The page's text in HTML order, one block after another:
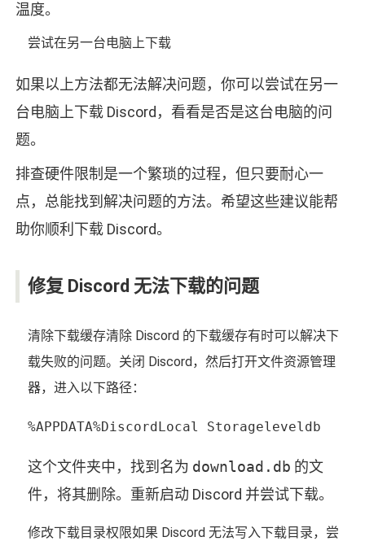
温度。
尝试在另一台电脑上下载
如果以上方法都无法解决问题，你可以尝试在另一
台电脑上下载 Discord，看看是否是这台电脑的问
题。
排查硬件限制是一个繁琐的过程，但只要耐心一
点，总能找到解决问题的方法。希望这些建议能帮
助你顺利下载 Discord。
修复 Discord 无法下载的问题
清除下载缓存清除 Discord 的下载缓存有时可以解决下
载失败的问题。关闭 Discord，然后打开文件资源管理
器，进入以下路径：
%APPDATA%DiscordLocal Storageleveldb
这个文件夹中，找到名为 download.db 的文
件，将其删除。重新启动 Discord 并尝试下载。
修改下载目录权限如果 Discord 无法写入下载目录，尝